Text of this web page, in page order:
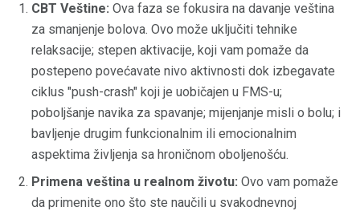
CBT Veštine: Ova faza se fokusira na davanje veština
za smanjenje bolova. Ovo može uključiti tehnike
relaksacije; stepen aktivacije, koji vam pomaže da
postepeno povećavate nivo aktivnosti dok izbegavate
ciklus "push-crash" koji je uobičajen u FMS-u;
poboljšanje navika za spavanje; mijenjanje misli o bolu; i
bavljenje drugim funkcionalnim ili emocionalnim
aspektima življenja sa hroničnom oboljenošću.
Primena veština u realnom životu: Ovo vam pomaže
da primenite ono što ste naučili u svakodnevnoj